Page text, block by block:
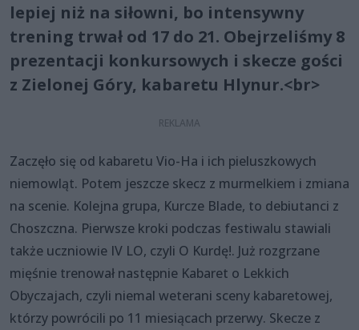
lepiej niż na siłowni, bo intensywny
trening trwał od 17 do 21. Obejrzeliśmy 8
prezentacji konkursowych i skecze gości
z Zielonej Góry, kabaretu Hlynur.<br>
Zaczęło się od kabaretu Vio-Ha i ich pieluszkowych
niemowląt. Potem jeszcze skecz z murmelkiem i zmiana
na scenie. Kolejna grupa, Kurcze Blade, to debiutanci z
Choszczna. Pierwsze kroki podczas festiwalu stawiali
także uczniowie IV LO, czyli O Kurdę!. Już rozgrzane
mięśnie trenował następnie Kabaret o Lekkich
Obyczajach, czyli niemal weterani sceny kabaretowej,
którzy powrócili po 11 miesiącach przerwy. Skecze z